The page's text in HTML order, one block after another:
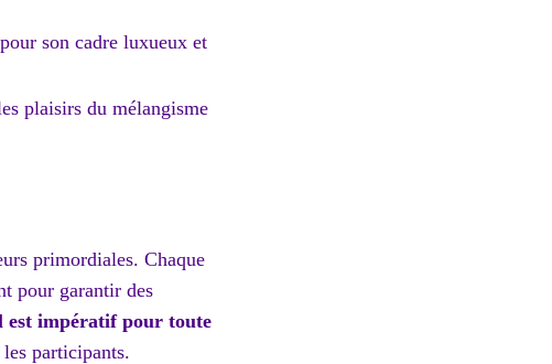
son cadre luxueux et
plaisirs du mélangisme
primordiales. Chaque
pour garantir des
est impératif pour toute
participants.